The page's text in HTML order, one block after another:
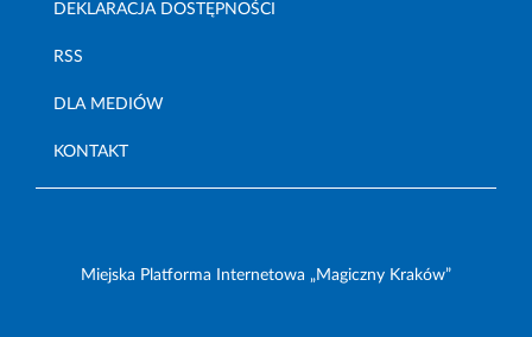
DEKLARACJA DOSTĘPNOŚCI
RSS
DLA MEDIÓW
KONTAKT
Miejska Platforma Internetowa „Magiczny Kraków”